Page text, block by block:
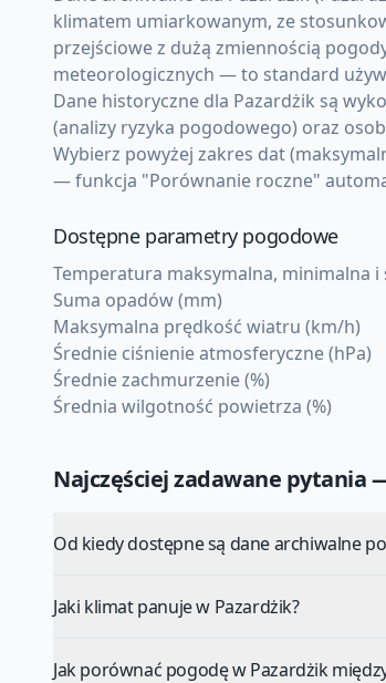
klimatem umiarkowanym, ze
przejściowe z dużą zmiennością
meteorologicznych — to standard
Dane historyczne dla Pazardżik są
(analizy ryzyka pogodowego) oraz
Wybierz powyżej zakres dat
— funkcja "Porównanie roczne"
Dostępne parametry pogodowe
Temperatura maksymalna, minimalna i
Suma opadów (mm)
Maksymalna prędkość wiatru (km/h)
Średnie ciśnienie atmosferyczne (hPa)
Średnie zachmurzenie (%)
Średnia wilgotność powietrza (%)
Najczęściej zadawane pytania
Od kiedy dostępne są dane archiwalne
Jaki klimat panuje w Pazardżik?
Jak porównać pogodę w Pazardżik